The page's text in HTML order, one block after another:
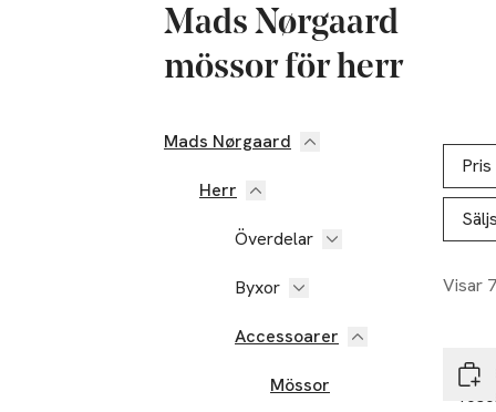
Mads Nørgaard
mössor för herr
Hoppa till produktsidan
Mads Nørgaard
Herr
Överdelar
Byxor
Accessoarer
Mössor
Pris
Visar
Lista